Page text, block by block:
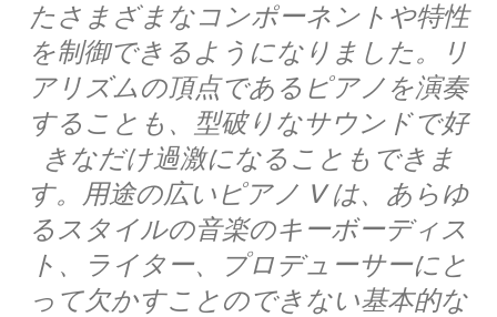
たさまざまなコンポーネントや特性
を制御できるようになりました。リ
アリズムの頂点であるピアノを演奏
することも、型破りなサウンドで好
きなだけ過激になることもできま
す。用途の広いピアノ V は、あらゆ
るスタイルの音楽のキーボーディス
ト、ライター、プロデューサーにと
って欠かすことのできない基本的な